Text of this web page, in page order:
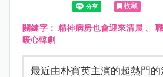
收藏
關鍵字： 精神病房也會迎來清晨 、
暖心韓劇
最近由朴寶英主演的超熱門